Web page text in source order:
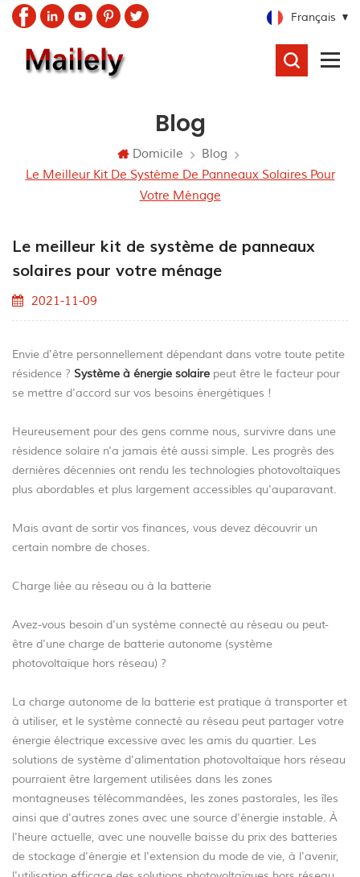
Français
Blog
Domicile
Blog
Le Meilleur Kit De Système De Panneaux Solaires Pour
Votre Ménage
Le meilleur kit de système de panneaux
solaires pour votre ménage
2021-11-09
Envie d'être personnellement dépendant dans votre toute petite
résidence ? Système à énergie solaire peut être le facteur pour
se mettre d'accord sur vos besoins énergétiques !
Heureusement pour des gens comme nous, survivre dans une
résidence solaire n'a jamais été aussi simple. Les progrès des
dernières décennies ont rendu les technologies photovoltaïques
plus abordables et plus largement accessibles qu'auparavant.
Mais avant de sortir vos finances, vous devez découvrir un
certain nombre de choses.
Charge liée au réseau ou à la batterie
Avez-vous besoin d'un système connecté au réseau ou peut-
être d'une charge de batterie autonome (système
photovoltaïque hors réseau) ?
La charge autonome de la batterie est pratique à transporter et
à utiliser, et le système connecté au réseau peut partager votre
énergie électrique excessive avec les amis du quartier. Les
solutions de système d'alimentation photovoltaïque hors réseau
pourraient être largement utilisées dans les zones
montagneuses télécommandées, les zones pastorales, les îles
ainsi que d'autres zones avec une source d'énergie instable. À
l'heure actuelle, avec une nouvelle baisse du prix des batteries
de stockage d'énergie et l'extension du mode de vie, à l'avenir,